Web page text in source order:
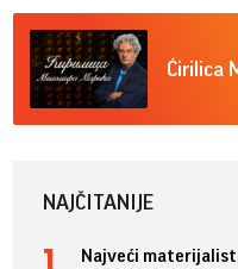
Ćirilica
NAJČITANIJE
Najveći